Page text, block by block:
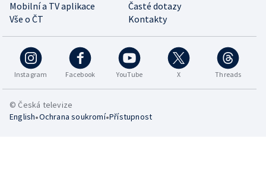
Mobilní a TV aplikace
Časté dotazy
Vše o ČT
Kontakty
Instagram Facebook YouTube X Threads
© Česká televize
English•Ochrana soukromí•Přístupnost